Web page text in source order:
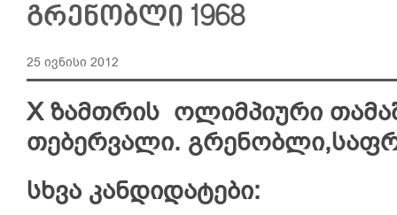
გრენობლი 1968
25 ივნისი 2012
X ზამთრის ოლიმპიური
თებერვალი.
სხვა კანდიდატები: